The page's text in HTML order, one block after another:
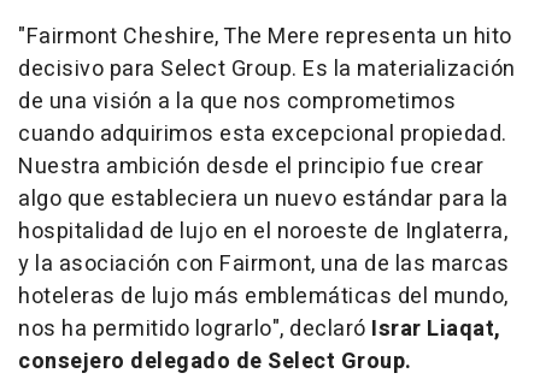
"Fairmont Cheshire, The Mere representa un hito
decisivo para Select Group. Es la materialización
de una visión a la que nos comprometimos
cuando adquirimos esta excepcional propiedad.
Nuestra ambición desde el principio fue crear
algo que estableciera un nuevo estándar para la
hospitalidad de lujo en el noroeste de Inglaterra,
y la asociación con Fairmont, una de las marcas
hoteleras de lujo más emblemáticas del mundo,
nos ha permitido lograrlo", declaró Israr Liaqat,
consejero delegado de Select Group.